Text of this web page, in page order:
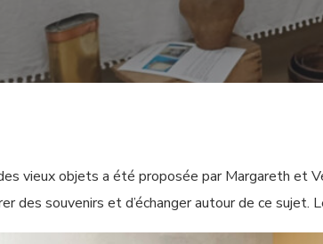
vieux objets a été proposée par Margareth et
des souvenirs et d’échanger autour de ce